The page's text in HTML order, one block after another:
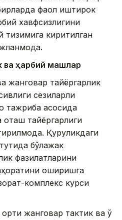
фаол иштирок
хавфсизлигини
киритилган
ҳарбий машқлар
жанговар тайёргарлик
сезиларли
тажриба асосида
оташ тайёргарлиги
Қуруқликдаги
бўлажак
фазилатларини
оширишга
комплекс курси
жанговар тактик ва ўқ